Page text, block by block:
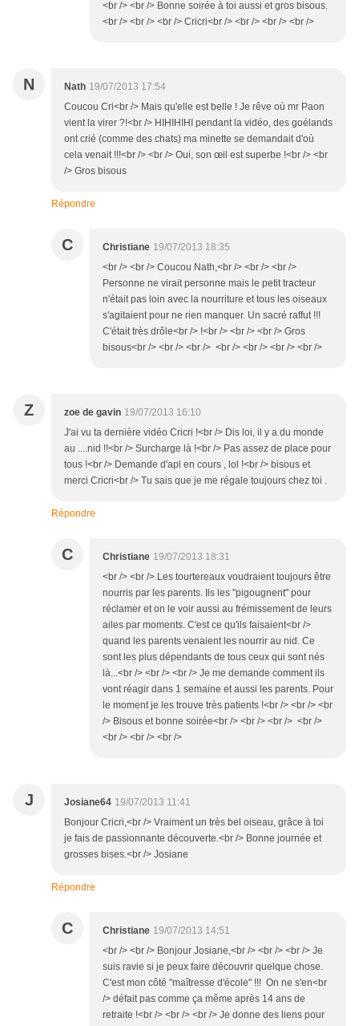
<br /> <br /> Bonne soirée à toi aussi et gros bisous.
<br /> <br /> <br /> Cricri<br /> <br /> <br /> <br />
N Nath 19/07/2013 17:54
Coucou Cri<br /> Mais qu'elle est belle ! Je rêve où mr Paon
vient la virer ?!<br /> HIHIHIHI pendant la vidéo, des goélands
ont crié (comme des chats) ma minette se demandait d'où
cela venait !!!<br /> <br /> Oui, son œil est superbe !<br /> <br
/> Gros bisous
Répondre
C Christiane 19/07/2013 18:35
<br /> <br /> Coucou Nath,<br /> <br /> <br />
Personne ne virait personne mais le petit tracteur
n'était pas loin avec la nourriture et tous les oiseaux
s'agitaient pour ne rien manquer. Un sacré raffut !!!
C'était très drôle<br /> !<br /> <br /> <br /> Gros
bisous<br /> <br /> <br /> <br /> <br /> <br /> <br />
Z zoe de gavin 19/07/2013 16:10
J'ai vu ta dernière vidéo Cricri !<br /> Dis loi, il y a du monde
au ....nid !!<br /> Surcharge là !<br /> Pas assez de place pour
tous !<br /> Demande d'apl en cours , lol !<br /> bisous et
merci Cricri<br /> Tu sais que je me régale toujours chez toi .
Répondre
C Christiane 19/07/2013 18:31
<br /> <br /> Les tourtereaux voudraient toujours être
nourris par les parents. Ils les "pigougnent" pour
réclamer et on le voir aussi au frémissement de leurs
ailes par moments. C'est ce qu'ils faisaient<br />
quand les parents venaient les nourrir au nid. Ce
sont les plus dépendants de tous ceux qui sont nés
là...<br /> <br /> <br /> Je me demande comment ils
vont réagir dans 1 semaine et aussi les parents. Pour
le moment je les trouve très patients !<br /> <br /> <br
/> Bisous et bonne soirée<br /> <br /> <br /> <br />
<br /> <br /> <br />
J Josiane64 19/07/2013 11:41
Bonjour Cricri,<br /> Vraiment un très bel oiseau, grâce à toi
je fais de passionnante découverte.<br /> Bonne journée et
grosses bises.<br /> Josiane
Répondre
C Christiane 19/07/2013 14:51
<br /> <br /> Bonjour Josiane,<br /> <br /> <br /> Je
suis ravie si je peux faire découvrir quelque chose.
C'est mon côté "maîtresse d'école" !!! On ne s'en<br
/> défait pas comme ça même après 14 ans de
retraite !<br /> <br /> <br /> Je donne des liens pour